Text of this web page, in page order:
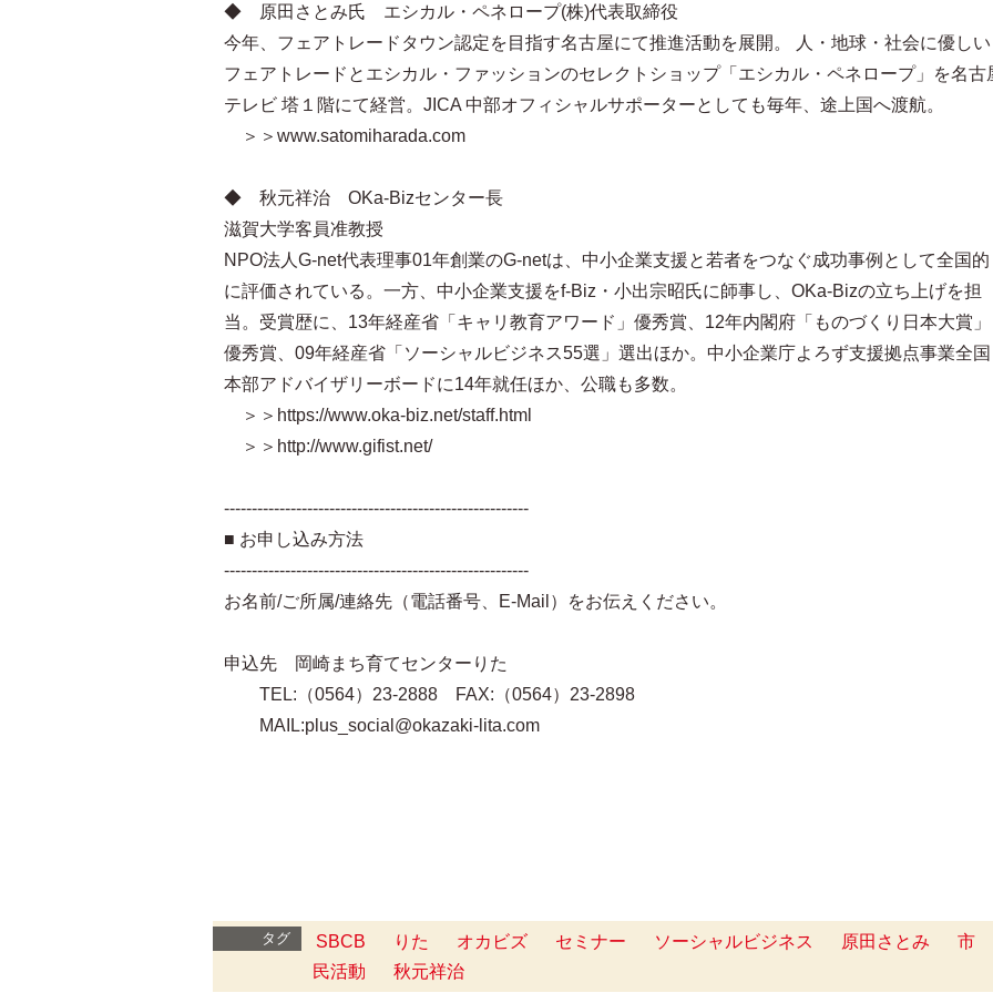
◆ 原田さとみ氏 エシカル・ペネロープ(株)代表取締役
今年、フェアトレードタウン認定を目指す名古屋にて推進活動を展開。 人・地球・社会に優しい
フェアトレードとエシカル・ファッションのセレクトショップ「エシカル・ペネロープ」を名古
テレビ 塔１階にて経営。JICA 中部オフィシャルサポーターとしても毎年、途上国へ渡航。
＞＞www.satomiharada.com
◆ 秋元祥治 OKa-Bizセンター長
滋賀大学客員准教授
NPO法人G-net代表理事 01年創業のG-netは、中小企業支援と若者をつなぐ成功事例として全国的
に評価されている。一方、中小企業支援をf-Biz・小出宗昭氏に師事し、OKa-Bizの立ち上げを担
当。受賞歴に、13年経産省「キャリ教育アワード」優秀賞、12年内閣府「ものづくり日本大賞」
優秀賞、09年経産省「ソーシャルビジネス55選」選出ほか。中小企業庁よろず支援拠点事業全国
本部アドバイザリーボードに14年就任ほか、公職も多数。
＞＞https://www.oka-biz.net/staff.html
＞＞http://www.gifist.net/
-------------------------------------------------------
■ お申し込み方法
-------------------------------------------------------
お名前/ご所属/連絡先（電話番号、E-Mail）をお伝えください。
申込先 岡崎まち育てセンターりた
TEL:（0564）23-2888 FAX:（0564）23-2898
MAIL:plus_social@okazaki-lita.com
タグ SBCB りた オカビズ セミナー ソーシャルビジネス 原田さとみ
市
民活動
秋元祥治